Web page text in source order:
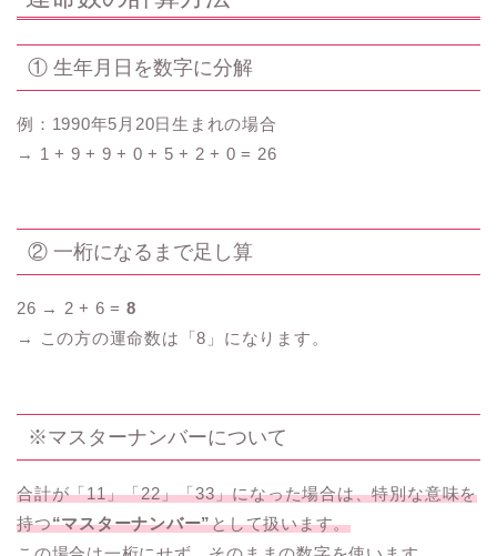
① 生年月日を数字に分解
例：1990年5月20日生まれの場合
→ 1 + 9 + 9 + 0 + 5 + 2 + 0 = 26
② 一桁になるまで足し算
26 → 2 + 6 = 8
→ この方の運命数は「8」になります。
※マスターナンバーについて
合計が「11」「22」「33」になった場合は、特別な意味を
持つ“マスターナンバー”として扱います。